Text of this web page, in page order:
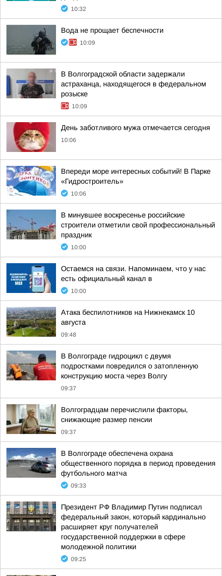
10:32
Вода не прощает беспечности
10:09
В Волгоградской области задержали
астраханца, находящегося в федеральном
розыске
10:09
День заботливого мужа отмечается сегодня
10:06
Впереди море интересных событий! В Парке
«Гидростроитель»
10:06
В минувшее воскресенье российские
строители отметили свой профессиональный
праздник
10:00
Остаемся на связи. Напоминаем, что у нас
есть официальный канал в
10:00
Атака беспилотников на Нижнекамск 10
августа
09:48
В Волгограде гидроцикл с двумя
подростками повредился о затопленную
конструкцию моста через Волгу
09:37
Волгоградцам перечислили факторы,
снижающие размер пенсии
09:37
В Волгограде обеспечена охрана
общественного порядка в период проведения
футбольного матча
09:33
Президент РФ Владимир Путин подписал
федеральный закон, который кардинально
расширяет круг получателей
государственной поддержки в сфере
молодежной политики
09:25